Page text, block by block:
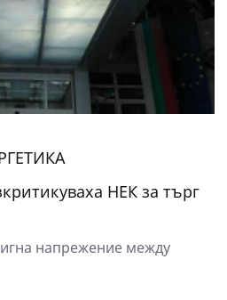
НЕК за търг
напрежение между